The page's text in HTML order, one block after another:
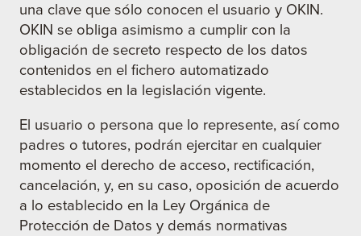
una clave que sólo conocen el usuario y OKIN.
OKIN se obliga asimismo a cumplir con la
obligación de secreto respecto de los datos
contenidos en el fichero automatizado
establecidos en la legislación vigente.
El usuario o persona que lo represente, así como
padres o tutores, podrán ejercitar en cualquier
momento el derecho de acceso, rectificación,
cancelación, y, en su caso, oposición de acuerdo
a lo establecido en la Ley Orgánica de
Protección de Datos y demás normativas